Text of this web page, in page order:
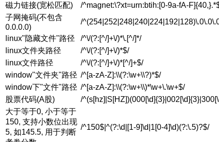
磁力链接(宽松匹配)
/^magnet:\?xt=urn:btih:[0-9a-fA-
子网掩码(不包含
0.0.0.0)
/
linux"隐藏文件"路径
/^\/(?:[^/]+\/)*\.[^/]*/
linux文件夹路径
/^\/(?:[^/]+\/)*$/
linux文件路径
/^\/(?:[^/]+\/)*[^/]+$/
window"文件夹"路径 /^[a-zA-Z]:\\(?:\w+\\?)*$/
window下"文件"路径 /^[a-zA-Z]:\\(?:\w+\\)*\w+\.\w+$/
股票代码(A股)
/
大于等于0, 小于等于
150, 支持小数位出现
5, 如145.5, 用于判断
/^150$|^(?:\d|[1-9]\d|1[0-4]\d)(?:\.5)?$/